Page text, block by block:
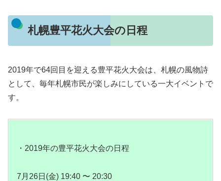
札幌豊平花火大会の日程
2019年で64回目を迎える豊平花火大会は、札幌の風物詩
として、毎年札幌市民が楽しみにしている一大イベントで
す。
・2019年の豊平花火大会の日程
7月26日(金) 19:40 〜 20:30